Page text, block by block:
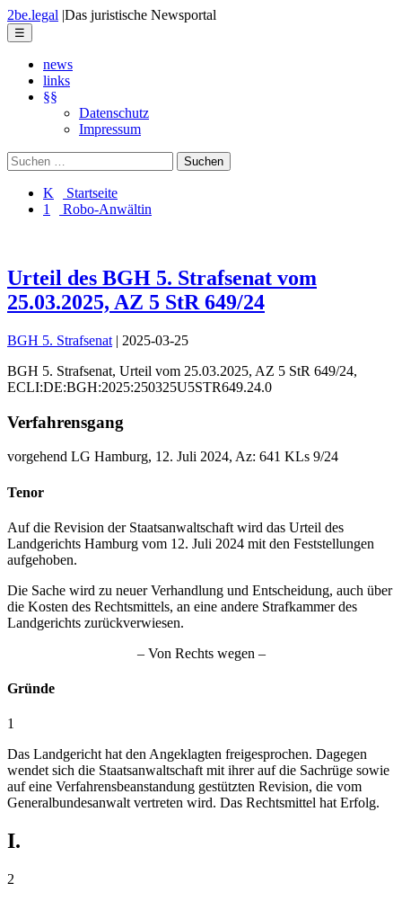
Skip
to
the
content
2be.legal |Das juristische Newsportal
☰
news
links
§§
Datenschutz
Impressum
Suchen
nach:
K Startseite
1 Robo-Anwältin
Urteil des BGH 5. Strafsenat vom
25.03.2025, AZ 5 StR 649/24
BGH 5. Strafsenat | 2025-03-25
BGH 5. Strafsenat, Urteil vom 25.03.2025, AZ 5 StR 649/24,
ECLI:DE:BGH:2025:250325U5STR649.24.0
Verfahrensgang
vorgehend LG Hamburg, 12. Juli 2024, Az: 641 KLs 9/24
Tenor
Auf die Revision der Staatsanwaltschaft wird das Urteil des
Landgerichts Hamburg vom 12. Juli 2024 mit den Feststellungen
aufgehoben.
Die Sache wird zu neuer Verhandlung und Entscheidung, auch über
die Kosten des Rechtsmittels, an eine andere Strafkammer des
Landgerichts zurückverwiesen.
– Von Rechts wegen –
Gründe
1
Das Landgericht hat den Angeklagten freigesprochen. Dagegen
wendet sich die Staatsanwaltschaft mit ihrer auf die Sachrüge sowie
auf eine Verfahrensbeanstandung gestützten Revision, die vom
Generalbundesanwalt vertreten wird. Das Rechtsmittel hat Erfolg.
I.
2